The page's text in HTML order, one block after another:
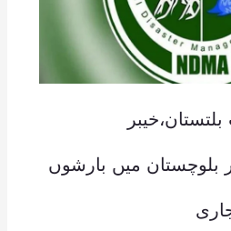
بلوچستان میں بارشوں